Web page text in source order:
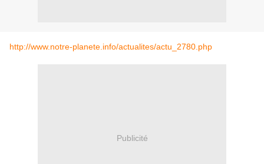
http://www.notre-planete.info/actualites/actu_2780.php
Publicité